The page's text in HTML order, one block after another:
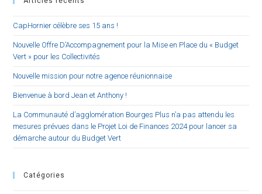
CapHornier célèbre ses 15 ans !
Nouvelle Offre D’Accompagnement pour la Mise en Place du « Budget
Vert » pour les Collectivités
Nouvelle mission pour notre agence réunionnaise
Bienvenue à bord Jean et Anthony !
La Communauté d’agglomération Bourges Plus n’a pas attendu les
mesures prévues dans le Projet Loi de Finances 2024 pour lancer sa
démarche autour du Budget Vert
Catégories